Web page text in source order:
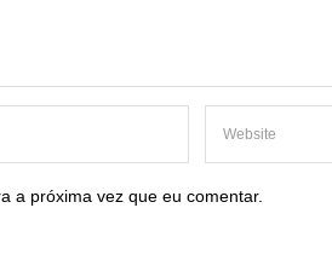
a próxima vez que eu comentar.